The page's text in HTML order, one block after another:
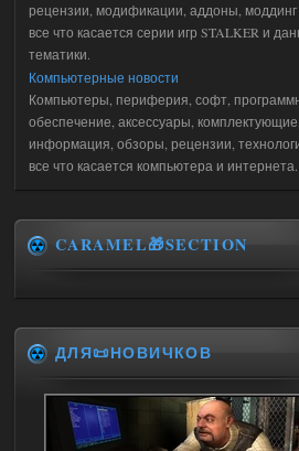
рецензии, модификации, аддоны, моддинг
все что касается серии игр STALKER и
тематики.
Компьютерные новости
Компьютеры, периферия, софт,
обеспечение, аксессуары, комплектующие,
информация, обзоры, рецензии,
все что касается компьютера и интернета.
CARAMEL🎁SECTION
ДЛЯ📜НОВИЧКОВ